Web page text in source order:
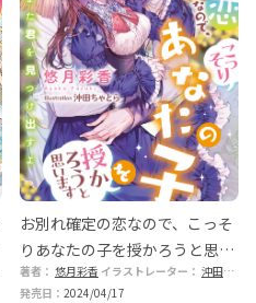
お別れ確定の恋なので、こっそ
りあなたの子を授かろうと思い
ます
著者： 悠月彩香 イラストレーター： 沖田ちゃとら
発売日： 2024/04/17